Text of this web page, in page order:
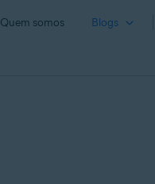
Quem somos Blogs